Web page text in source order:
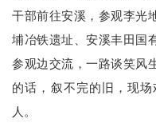
干部前往安溪，参观李光
埔冶铁遗址、安溪丰田国
参观边交流，一路谈笑风
的话，叙不完的旧，现
人。